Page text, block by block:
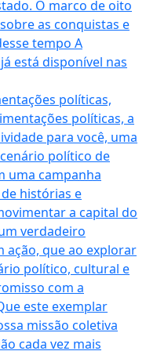
políticas,